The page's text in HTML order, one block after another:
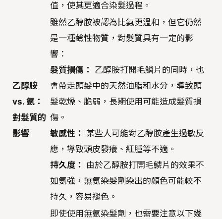
值，使其更適合染髮過程。
乙醇胺
vs. 氨：
對髮質的
影響
雖然乙醇胺被認為比氨更溫和，但它仍然
是一種鹼性物質，對髮質具有一定的影
響：
髮質損傷：
乙醇胺打開毛鱗片的同時，也
會帶走頭髮中的天然油脂和水分，導致頭
髮乾燥、脆弱，長期使用可能造成髮質損
傷。
敏感性：
某些人可能對乙醇胺產生過敏反
應，導致頭皮發癢、紅腫等不適。
持久度：
由於乙醇胺打開毛鱗片的效果不
如氨強，無氨染髮劑染出的顏色可能較不
持久，容易褪色。
即使使用無氨染髮劑，也需要注意以下幾